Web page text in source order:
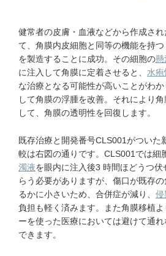
健常者の皮膚・血液などから作成さ
て、角膜内皮細胞と同等の機能を持つ
を製造することに成功。その細胞の懸
に注入して角膜に定着させると、 水
な治療となる可能性が高いことがわ
して角膜の浮腫を改善。それにより
して、角膜の透明性を回復します。
既存治療と開発番号CLS001がついた
較は右図の通りです。CLS001では細
濁液を眼内に注入後3 時間ほどうつ伏
らう必要がありますが、傷口が既存
るかに小さいため、合併症が減り、 侵
負担も軽く済みます。また角膜移植
ーを使った医療においては避けて通
できます。